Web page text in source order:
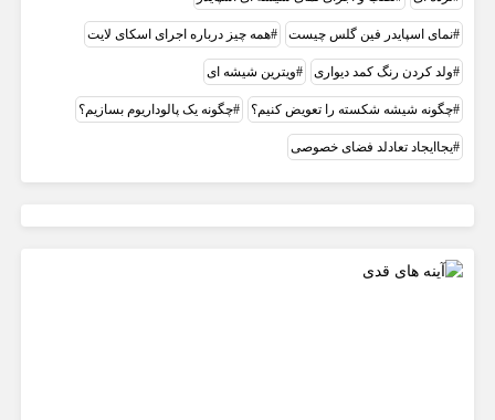
نمای اسپایدر فین گلس چیست همه چیز درباره اجرای اسکای لایت
ولد کردن رنگ کمد دیواری ویترین شیشه ای
چگونه شیشه شکسته را تعویض کنیم؟ چگونه یک پالوداریوم بسازیم؟
یجاایجاد تعادلد فضای خصوصی